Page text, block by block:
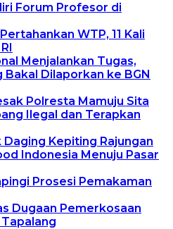
Forum Profesor di
WTP, 11 Kali
Menjalankan Tugas,
Bakal Dilaporkan ke BGN
Polresta Mamuju Sita
Ilegal dan Terapkan
Kepiting Rajungan
Indonesia Menuju Pasar
Prosesi Pemakaman
Dugaan Pemerkosaan